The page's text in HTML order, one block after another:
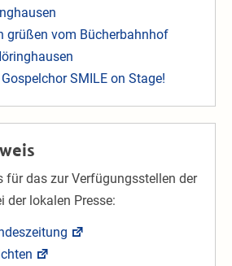
grüßen vom Bücherbahnhof
SMILE on Stage!
für das zur Verfügungsstellen der
der lokalen Presse: